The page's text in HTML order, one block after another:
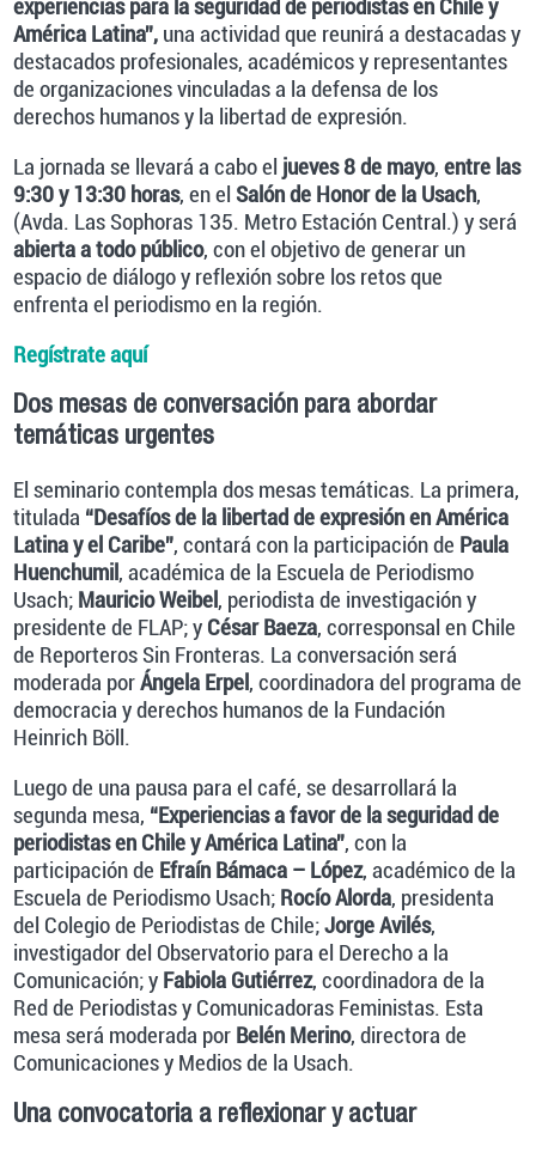
experiencias para la seguridad de periodistas en Chile y
América Latina”, una actividad que reunirá a destacadas y
destacados profesionales, académicos y representantes
de organizaciones vinculadas a la defensa de los
derechos humanos y la libertad de expresión.
La jornada se llevará a cabo el jueves 8 de mayo,entre las
9:30 y 13:30 horas, en el Salón de Honor de la Usach,
(Avda. Las Sophoras 135. Metro Estación Central.) y será
abierta a todo público, con el objetivo de generar un
espacio de diálogo y reflexión sobre los retos que
enfrenta el periodismo en la región.
Regístrate aquí
Dos mesas de conversación para abordar
temáticas urgentes
El seminario contempla dos mesas temáticas. La primera,
titulada “Desafíos de la libertad de expresión en América
Latina y el Caribe”, contará con la participación de Paula
Huenchumil, académica de la Escuela de Periodismo
Usach; Mauricio Weibel, periodista de investigación y
presidente de FLAP; y César Baeza, corresponsal en Chile
de Reporteros Sin Fronteras. La conversación será
moderada porÁngela Erpel, coordinadora del programa de
democracia y derechos humanos de la Fundación
Heinrich Böll.
Luego de una pausa para el café, se desarrollará la
segunda mesa, “Experiencias a favor de la seguridad de
periodistas en Chile y América Latina”, con la
participación de Efraín Bámaca – López, académico de la
Escuela de Periodismo Usach; Rocío Alorda, presidenta
del Colegio de Periodistas de Chile;Jorge Avilés,
investigador del Observatorio para el Derecho a la
Comunicación; y Fabiola Gutiérrez, coordinadora de la
Red de Periodistas y Comunicadoras Feministas. Esta
mesa será moderada por Belén Merino, directora de
Comunicaciones y Medios de la Usach.
Una convocatoria a reflexionar y actuar